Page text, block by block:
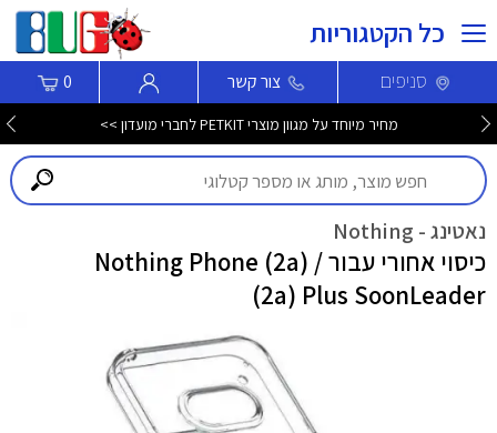
כל הקטגוריות
סניפים צור קשר 0
מחיר מיוחד על מגוון מוצרי PETKIT לחברי מועדון >>
נאטינג - Nothing
כיסוי אחורי עבור Nothing Phone (2a) /
(2a) Plus SoonLeader